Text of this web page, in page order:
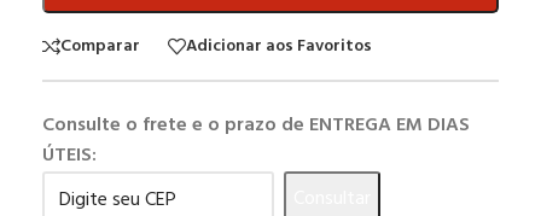
Comparar Adicionar aos Favoritos
Consulte o frete e o prazo de ENTREGA EM DIAS
ÚTEIS: